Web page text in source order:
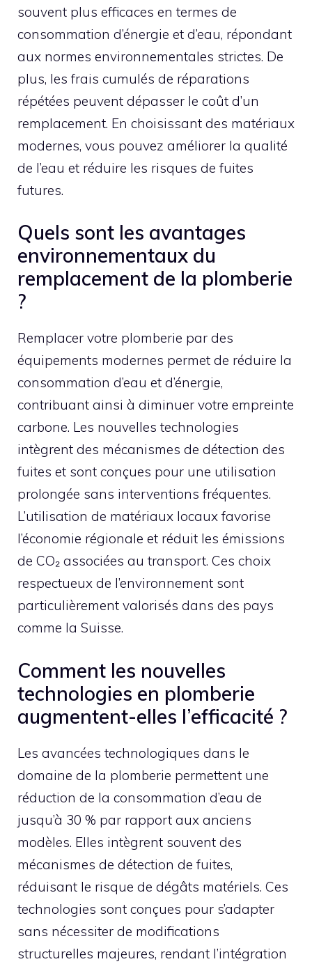
souvent plus efficaces en termes de
consommation d’énergie et d’eau, répondant
aux normes environnementales strictes. De
plus, les frais cumulés de réparations
répétées peuvent dépasser le coût d’un
remplacement. En choisissant des matériaux
modernes, vous pouvez améliorer la qualité
de l’eau et réduire les risques de fuites
futures.
Quels sont les avantages
environnementaux du
remplacement de la plomberie
?
Remplacer votre plomberie par des
équipements modernes permet de réduire la
consommation d’eau et d’énergie,
contribuant ainsi à diminuer votre empreinte
carbone. Les nouvelles technologies
intègrent des mécanismes de détection des
fuites et sont conçues pour une utilisation
prolongée sans interventions fréquentes.
L’utilisation de matériaux locaux favorise
l’économie régionale et réduit les émissions
de CO₂ associées au transport. Ces choix
respectueux de l’environnement sont
particulièrement valorisés dans des pays
comme la Suisse.
Comment les nouvelles
technologies en plomberie
augmentent-elles l’efficacité ?
Les avancées technologiques dans le
domaine de la plomberie permettent une
réduction de la consommation d’eau de
jusqu’à 30 % par rapport aux anciens
modèles. Elles intègrent souvent des
mécanismes de détection de fuites,
réduisant le risque de dégâts matériels. Ces
technologies sont conçues pour s’adapter
sans nécessiter de modifications
structurelles majeures, rendant l’intégration